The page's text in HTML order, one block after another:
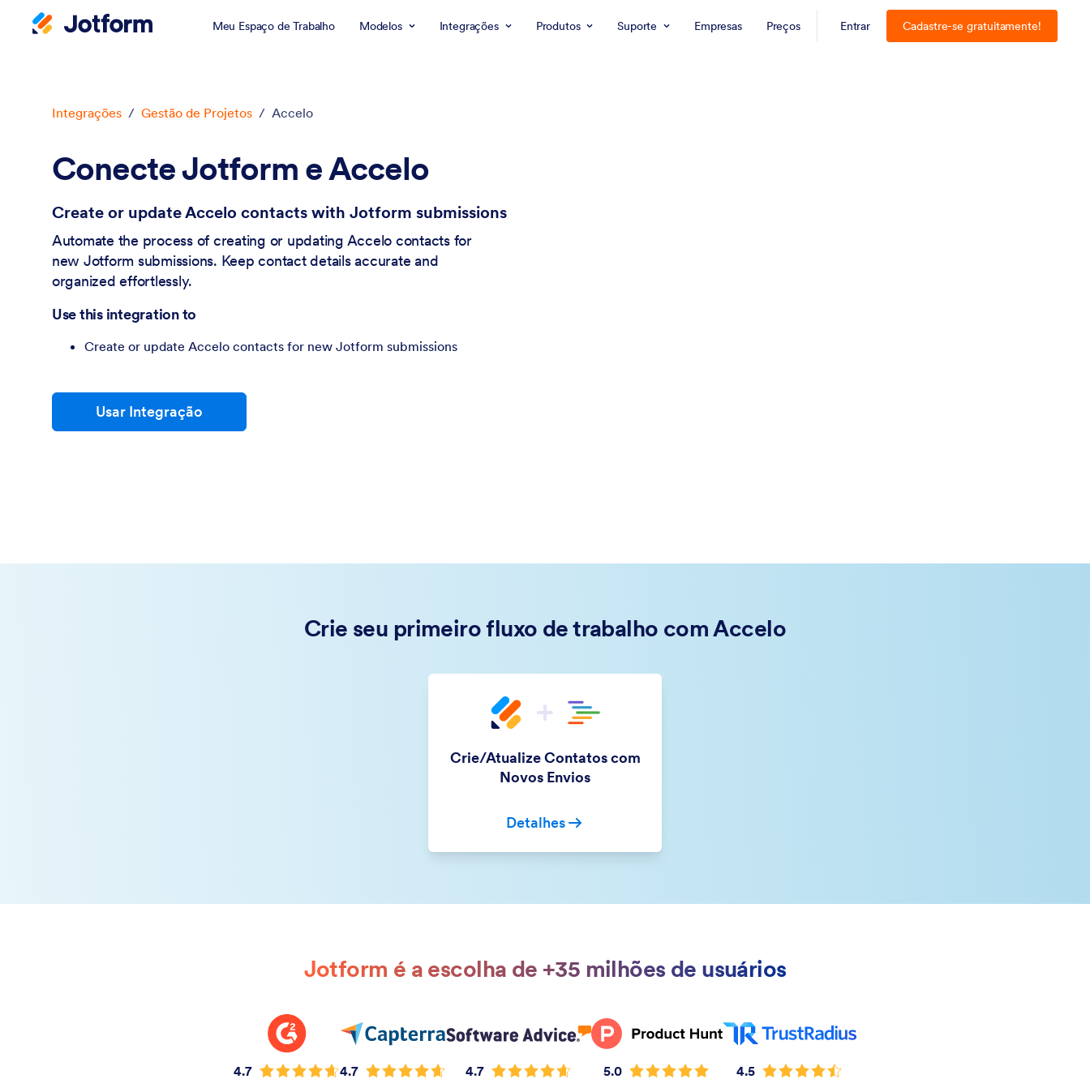
Meu Espaço de Trabalho Modelos Integrações Produtos Suporte Empresas Preços Entrar Cadastre-se gratuitamente!
Integrações / Gestão de Projetos / Accelo
Conecte Jotform e Accelo
Create or update Accelo contacts with Jotform submissions
Automate the process of creating or updating Accelo contacts for
new Jotform submissions. Keep contact details accurate and
organized effortlessly.
Use this integration to
Create or update Accelo contacts for new Jotform submissions
Usar Integração
Crie seu primeiro fluxo de trabalho com Accelo
Crie/Atualize Contatos com
Novos Envios
Detalhes
Jotform é a escolha de +35 milhões de usuários
4.7 4.7 4.7 5.0 4.5